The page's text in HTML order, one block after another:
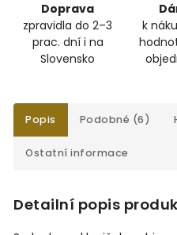
Doprava
zpravidla do 2–3
prac. dní i na
Slovensko
k
Popis Podobné (6)
Ostatní informace
Detailní popis